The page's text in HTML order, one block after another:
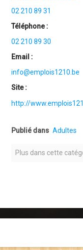
02 210 89 31
Téléphone :
02 210 89 30
Email :
info@emplois1210.be
Site :
http://
Publié dans Adultes
Plus dans cette